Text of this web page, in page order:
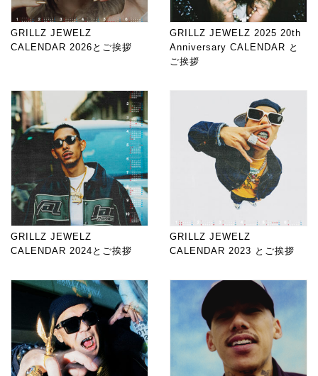
GRILLZ JEWELZ
CALENDAR 2026とご挨拶
GRILLZ JEWELZ 2025 20th
Anniversary CALENDAR と
ご挨拶
GRILLZ JEWELZ
CALENDAR 2024とご挨拶
GRILLZ JEWELZ
CALENDAR 2023 とご挨拶